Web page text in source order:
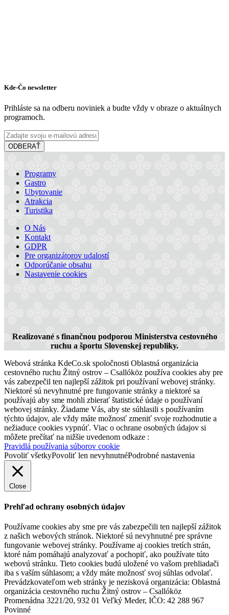
Kde-Čo newsletter
Prihláste sa na odberu noviniek a budte vždy v obraze o aktuálnych
programoch.
ODBERAŤ
Programy
Gastro
Ubytovanie
Atrakcia
Turistika
O Nás
Kontakt
GDPR
Pre organizátorov udalostí
Odporúčanie obsahu
Nastavenie cookies
Realizované s finančnou podporou Ministerstva cestovného
ruchu a športu Slovenskej republiky.
Webová stránka KdeCo.sk spoločnosti Oblastná organizácia
cestovného ruchu Žitný ostrov – Csallóköz používa cookies aby pre
vás zabezpečil ten najlepší zážitok pri používaní webovej stránky.
Niektoré sú nevyhnutné pre fungovanie stránky a niektoré sa
používajú aby sme mohli zbierať štatistické údaje o používaní
webovej stránky. Žiadame Vás, aby ste súhlasili s používaním
týchto údajov, ale vždy máte možnosť zmeniť svoje rozhodnutie a
nežiaduce cookies vypnúť. Viac o ochrane osobných údajov si
môžete prečítať na nižšie uvedenom odkaze :
Pravidlá používania súborov cookie
Povoliť všetkyPovoliť len nevyhnutnéPodrobné nastavenia
Close
Prehľad ochrany osobných údajov
Používame cookies aby sme pre vás zabezpečili ten najlepší zážitok
z našich webových stránok. Niektoré sú nevyhnutné pre správne
fungovanie webovej stránky. Používame aj cookies tretích strán,
ktoré nám pomáhajú analyzovať a pochopiť, ako používate túto
webovú stránku. Tieto cookies budú uložené vo vašom prehliadači
iba s vaším súhlasom; a vždy máte možnosť svoj súhlas odvolať.
Prevádzkovateľom web stránky je nezisková organizácia: Oblastná
organizácia cestovného ruchu Žitný ostrov – Csallóköz
Promenádna 3221/20, 932 01 Veľký Meder, IČO: 42 288 967
Povinné